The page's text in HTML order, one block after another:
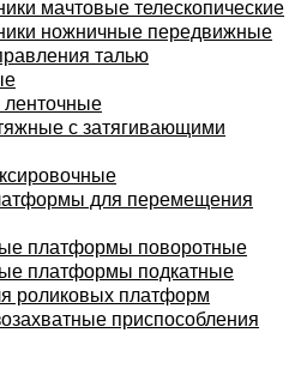
мачтовые телескопические
ножничные передвижные
талью
с затягивающими
для перемещения
платформы поворотные
платформы подкатные
роликовых платформ
приспособления